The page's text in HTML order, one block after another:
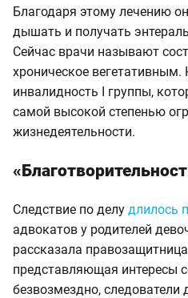
Благодаря этому лечению
дышать и получать
Сейчас врачи называют
хроническое вегетативным.
инвалидность I группы,
самой высокой степенью
жизнедеятельности.
Следствие по делу длилось
адвокатов у родителей
рассказала
представляющая интересы
безвозмездно,